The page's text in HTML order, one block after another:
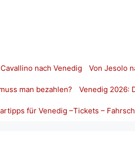
nach Venedig Von Jesolo
man bezahlen? Venedig 2026:
für Venedig –Tickets –